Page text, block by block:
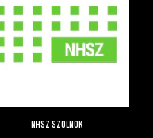
NHSZ Szolnok